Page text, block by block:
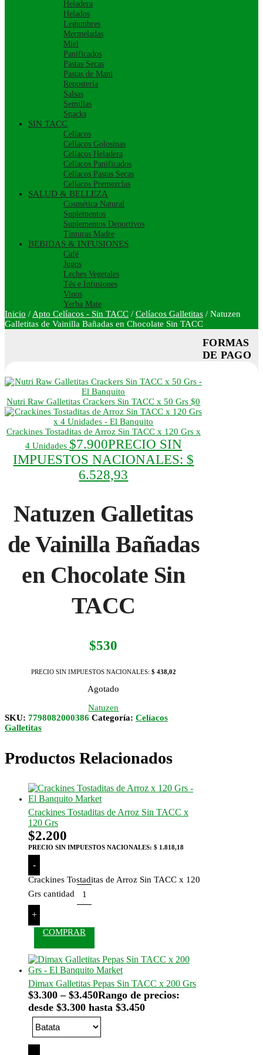
Heladera
Helados
Legumbres
Mermeladas
Miel
Panificados
Pastas Secas
Pastas de Maní
Repostería
Salsas
Semillas
Snacks
SIN TACC
Celíacos
Celíacos Golosinas
Celíacos Heladera
Celíacos Panificados
Celíacos Pastas Secas
Celíacos Premezclas
SALUD & BELLEZA
Cosmética Natural
Suplementos
Suplementos Deportivos
Tinturas Madre
BEBIDAS & INFUSIONES
Café
Jugos
Leches Vegetales
Tés e Infusiones
Vinos
Yerba Mate
Inicio / Apto Celíacos - Sin TACC / Celíacos Galletitas / Natuzen
Galletitas de Vainilla Bañadas en Chocolate Sin TACC
Nutri Raw Galletitas Crackers Sin TACC x 50 Grs $0
Crackines Tostaditas de Arroz Sin TACC x 120 Grs x
4 Unidades $7.900PRECIO SIN
IMPUESTOS NACIONALES: $
6.528,93
Natuzen Galletitas
de Vainilla Bañadas
en Chocolate Sin
TACC
$530
PRECIO SIN IMPUESTOS NACIONALES: $ 438,02
Agotado
Natuzen
SKU: 7798082000386 Categoría: Celíacos
Galletitas
Productos Relacionados
Crackines Tostaditas de Arroz Sin TACC x
120 Grs
$2.200
PRECIO SIN IMPUESTOS NACIONALES: $ 1.818,18
-
Crackines Tostaditas de Arroz Sin TACC x 120
Grs cantidad
+
COMPRAR
Dimax Galletitas Pepas Sin TACC x 200 Grs
$3.300 – $3.450Rango de precios:
desde $3.300 hasta $3.450
FORMAS
DE PAGO